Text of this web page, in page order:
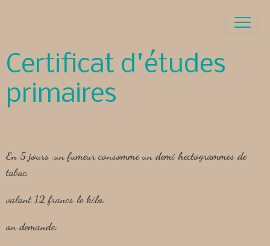
Certificat d'études
primaires
En 5 jours ,un fumeur consomme un demi hectogrammes de
tabac,
valant 12 francs le kilo.
on demande: